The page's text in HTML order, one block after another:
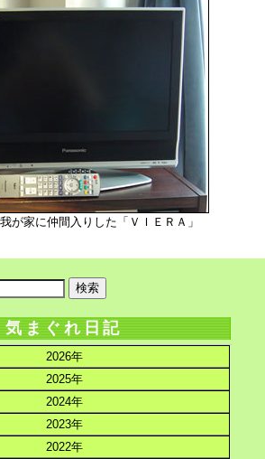
が家に仲間入りした「ＶＩＥＲＡ」
気まぐれ日記